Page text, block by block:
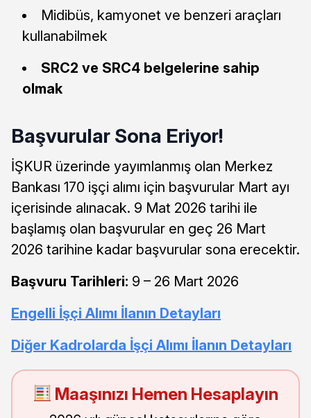
Midibüs, kamyonet ve benzeri araçları
kullanabilmek
SRC2 ve SRC4 belgelerine sahip
olmak
Başvurular Sona Eriyor!
İŞKUR üzerinde yayımlanmış olan Merkez
Bankası 170 işçi alımı için başvurular Mart ayı
içerisinde alınacak. 9 Mat 2026 tarihi ile
başlamış olan başvurular en geç 26 Mart
2026 tarihine kadar başvurular sona erecektir.
Başvuru Tarihleri: 9 – 26 Mart 2026
Engelli İşçi Alımı İlanın Detayları
Diğer Kadrolarda İşçi Alımı İlanın Detayları
Maaşınızı Hemen Hesaplayın